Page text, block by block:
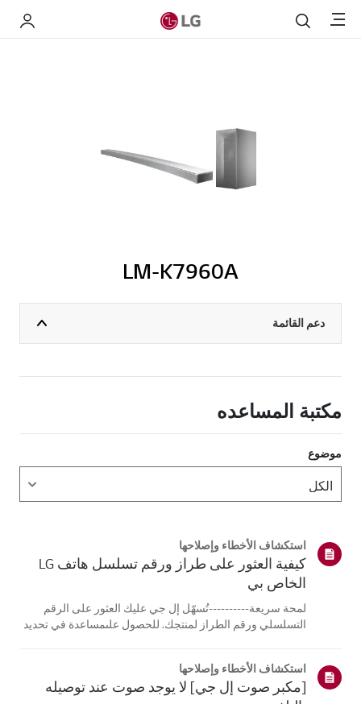
Menu بحث My LG
LM-K7960A
دعم القائمة
مكتبة المساعده
موضوع
استكشاف الأخطاء وإصلاحها
كيفية العثور على طراز ورقم تسلسل هاتف LG
الخاص بي
لمحة سريعة----------تُسهّل إل جي عليك العثور على الرقم
التسلسلي ورقم الطراز لمنتجك. للحصول علىمساعدة في تحديد
تختلف الصور أو ا...
استكشاف الأخطاء وإصلاحها
[مكبر صوت إل جي] لا يوجد صوت عند توصيله